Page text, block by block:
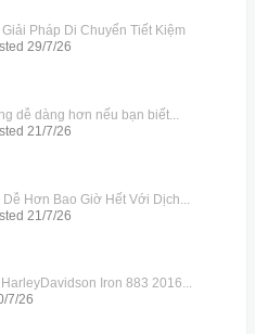
Pháp Di Chuyển Tiết Kiệm
29/7/26
dễ dàng hơn nếu bạn biết...
21/7/26
Hơn Bao Giờ Hết Với Dịch...
21/7/26
Iron 883 2016...
7/26